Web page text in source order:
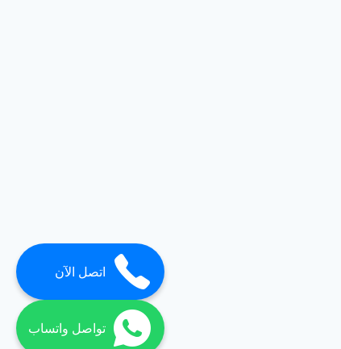
اتصل الآن
تواصل واتساب